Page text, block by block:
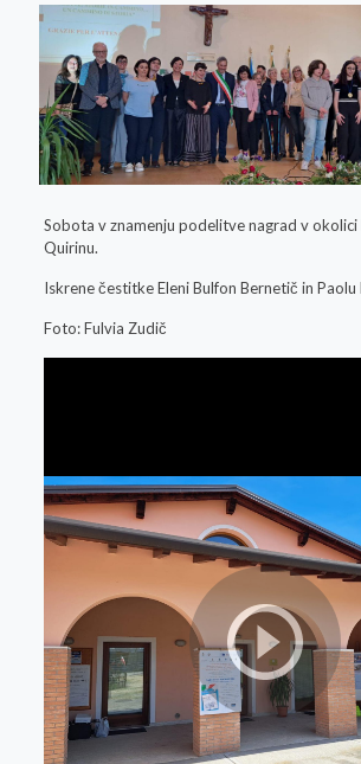
Sobota v znamenju podelitve nagrad v okolici
Quirinu.
Iskrene čestitke Eleni Bulfon Bernetič in Paolu
Foto: Fulvia Zudič